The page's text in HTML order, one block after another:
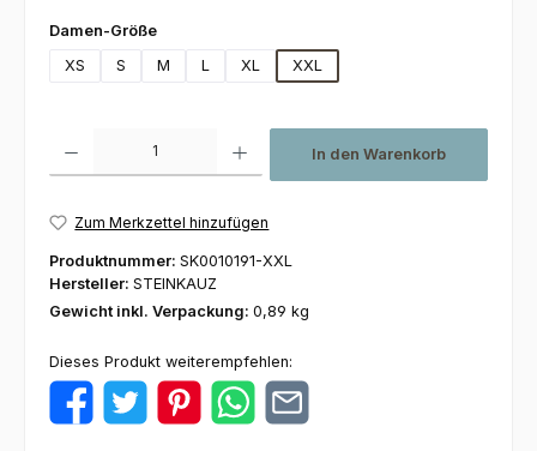
Damen-Größeauswählen
XS
S M L XL XXL
In den Warenkorb
Zum Merkzettel hinzufügen
Produktnummer: SK0010191-XXL
Hersteller: STEINKAUZ
Gewicht inkl. Verpackung: 0,89 kg
Dieses Produkt weiterempfehlen: